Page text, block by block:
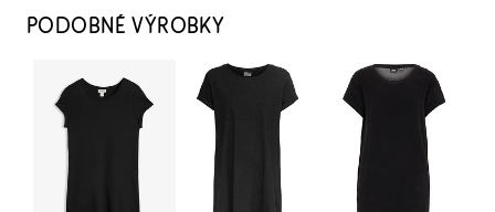
549 Kč
PŘIDAT DO KOŠÍKU
Košilová halenka ze vzdušné směsi se lnem
779 Kč
PŘIDAT DO KOŠÍKU
Triko s dlouhým rukávem a průvlekem na gumičku, z čisté
PODOBNÉ VÝROBKY